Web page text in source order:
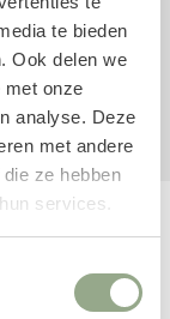
te bieden
Ook delen we
met onze
analyse. Deze
met andere
ze hebben
services.